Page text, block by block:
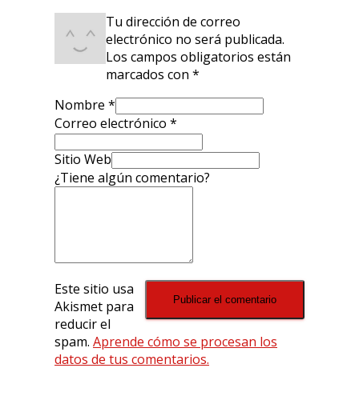
Tu dirección de correo
electrónico no será publicada.
Los campos obligatorios están
marcados con *
Nombre *
Correo electrónico *
Sitio Web
¿Tiene algún comentario?
Este sitio usa
Akismet para
reducir el
spam. Aprende cómo se procesan los
datos de tus comentarios.